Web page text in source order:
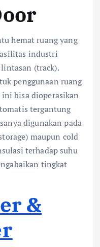
hemat ruang yang
industri
(track).
penggunaan ruang
bisa dioperasikan
tergantung
digunakan pada
maupun cold
terhadap suhu
tingkat
&